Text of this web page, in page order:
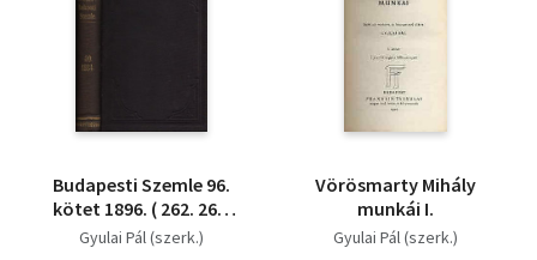
Budapesti Szemle 96.
kötet 1896. ( 262. 263.
264. szám)
Gyulai Pál (szerk.)
Vörösmarty Mihály
munkái I.
Gyulai Pál (szerk.)